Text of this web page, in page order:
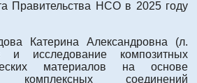
Правительства НСО в 2025 году
Катерина Александровна (л.
и исследование композитных
материалов на основе
комплексных соединений